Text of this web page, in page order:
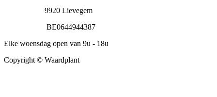
9920 Lievegem
BE0644944387
Elke woensdag open van 9u - 18u
Copyright © Waardplant